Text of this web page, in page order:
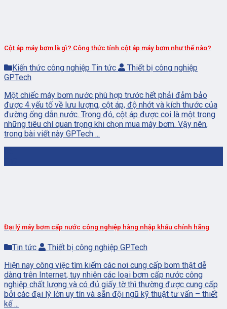
Cột áp máy bơm là gì? Công thức tính cột áp máy bơm như thế nào?
Kiến thức công nghiệp Tin tức
Thiết bị công nghiệp
GPTech
Một chiếc máy bơm nước phù hợp trước hết phải đảm bảo
được 4 yếu tố về lưu lượng, cột áp, độ nhớt và kích thước của
đường ống dẫn nước. Trong đó, cột áp được coi là một trong
những tiêu chí quan trọng khi chọn mua máy bơm. Vậy nên,
trong bài viết này GPTech ...
Đại lý máy bơm cấp nước công nghiệp hàng nhập khẩu chính hãng
Tin tức
Thiết bị công nghiệp GPTech
Hiện nay công việc tìm kiếm các nơi cung cấp bơm thật dễ
dàng trên Internet, tuy nhiên các loại bơm cấp nước công
nghiệp chất lượng và có đủ giấy tờ thì thường được cung cấp
bởi các đại lý lớn uy tín và sẵn đội ngũ kỹ thuật tư vấn – thiết
kế ...